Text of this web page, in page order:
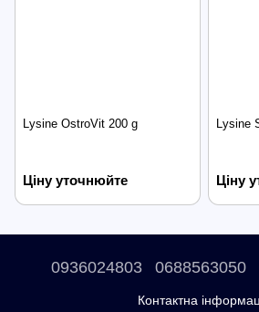
Lysine OstroVit 200 g
Ціну уточнюйте
Lysine
Ціну
0936024803 0688563050
Контактна